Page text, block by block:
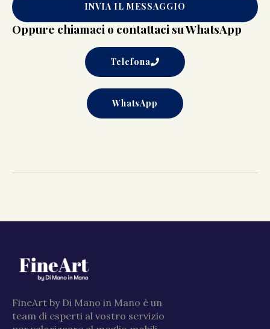
INVIA IL MESSAGGIO
Oppure chiamaci o contattaci su WhatsApp
Telefona
WhatsApp
FineArt by Di Mano in Mano è un
team di esperti al vostro servizio